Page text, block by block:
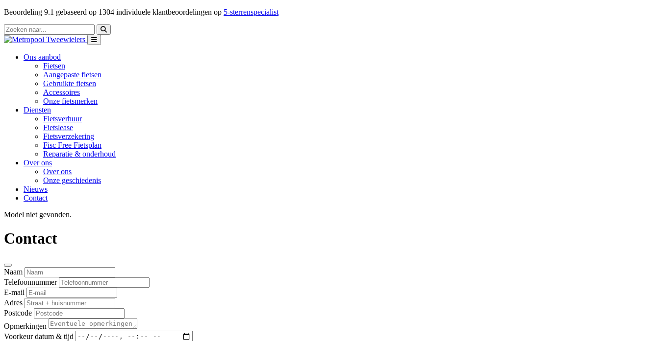
Beoordeling 9.1 gebaseerd op 1304 individuele klantbeoordelingen op 5-sterrenspecialist
Ons aanbod
Fietsen
Aangepaste fietsen
Gebruikte fietsen
Accessoires
Onze fietsmerken
Diensten
Fietsverhuur
Fietslease
Fietsverzekering
Fisc Free Fietsplan
Reparatie & onderhoud
Over ons
Over ons
Onze geschiedenis
Nieuws
Contact
Model niet gevonden.
Contact
Naam
Telefoonnummer
E-mail
Adres
Postcode
Opmerkingen
Voorkeur datum & tijd